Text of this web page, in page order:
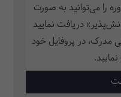
را می‌توانید به صورت
دریافت نمایید
مدرک، در پروفایل خود